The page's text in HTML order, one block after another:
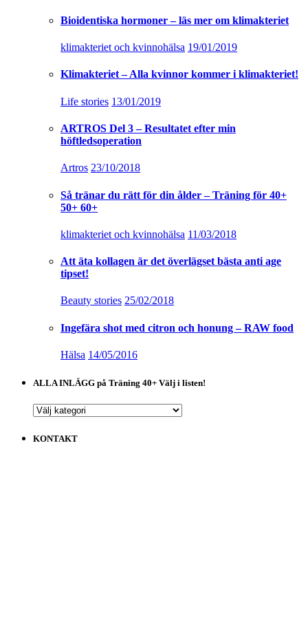
Bioidentiska hormoner – läs mer om klimakteriet
klimakteriet och kvinnohälsa 19/01/2019
Klimakteriet – Alla kvinnor kommer i klimakteriet!
Life stories 13/01/2019
ARTROS Del 3 – Resultatet efter min
höftledsoperation
Artros 23/10/2018
Så tränar du rätt för din ålder – Träning för 40+
50+ 60+
klimakteriet och kvinnohälsa 11/03/2018
Att äta kollagen är det överlägset bästa anti age
tipset!
Beauty stories 25/02/2018
Ingefära shot med citron och honung – RAW food
Hälsa 14/05/2016
ALLA INLÄGG på Träning 40+ Välj i listen!
ALLA
på
KONTAKT